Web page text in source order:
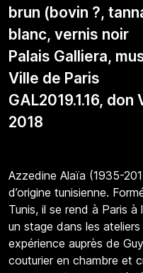
brun (bovin ?,
blanc, vernis noir
Palais Galliera,
Ville de Paris
GAL2019.1.16,
2018
Azzedine Alaïa (1935-
d’origine tunisienne.
Tunis, il se rend à Paris
un stage dans les
expérience auprès de
couturier en chambre et